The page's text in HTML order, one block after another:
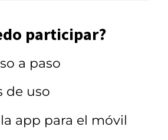
participar?
a paso
de uso
app para el móvil